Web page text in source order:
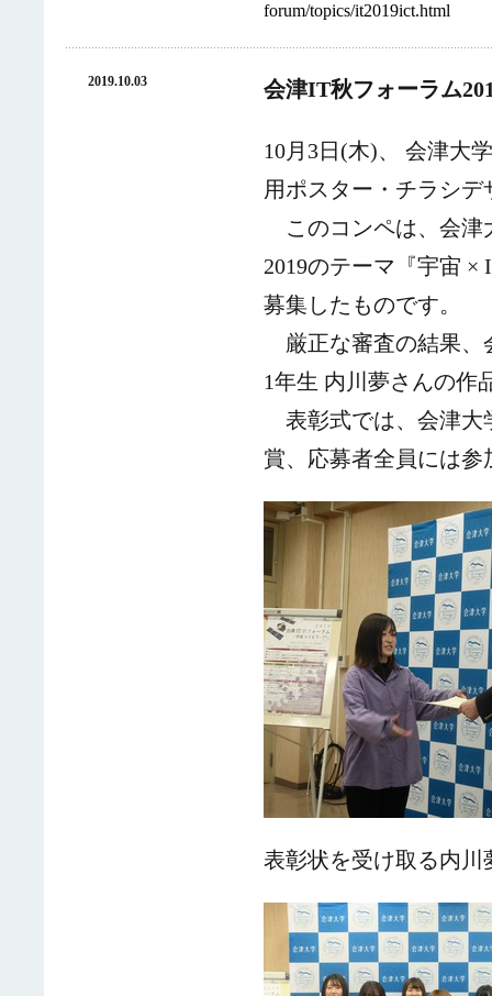
forum/topics/it2019ict.html
2019.10.03 会津IT秋フォーラム
10月3日(木)、 会津大
用ポスター・チラシ
このコンペは、会津
2019のテーマ『宇宙
募集したものです。
厳正な審査の結果、
1年生 内川夢さんの作
表彰式では、会津大
賞、応募者全員には
表彰状を受け取る内川